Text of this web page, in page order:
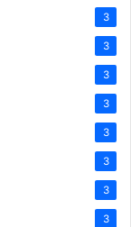
3
3
3
3
3
3
3
3